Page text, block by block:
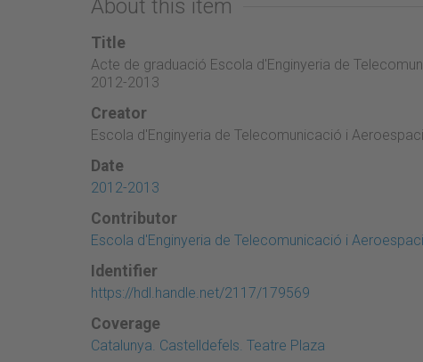
About this item
Title
Acte de graduació Escola d'Enginyeria de
2012-2013
Creator
Escola d'Enginyeria de Telecomunicació i
Date
2012-2013
Contributor
Escola d'Enginyeria de Telecomunicació i
Identifier
https://hdl.handle.net/2117/179569
Coverage
Catalunya. Castelldefels. Teatre Plaza